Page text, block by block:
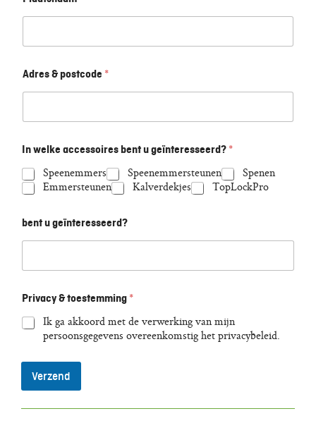
Adres & postcode *
In welke accessoires bent u geïnteresseerd? *
Speenemmers Speenemmersteunen
Spenen
Emmersteunen
Kalverdekjes TopLockPro
bent u geïnteresseerd?
Privacy & toestemming *
Ik ga akkoord met de verwerking van mijn
persoonsgegevens overeenkomstig het privacybeleid.
Verzend